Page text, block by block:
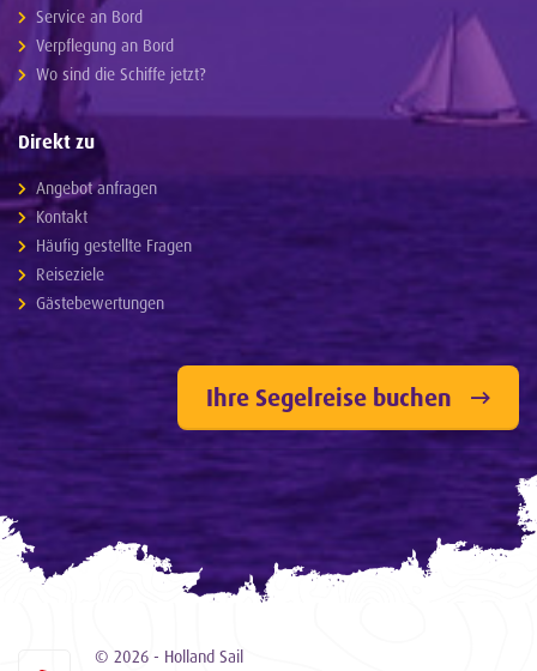
Service an Bord
Verpflegung an Bord
Wo sind die Schiffe jetzt?
Direkt zu
Angebot anfragen
Kontakt
Häufig gestellte Fragen
Reiseziele
Gästebewertungen
Ihre Segelreise buchen
© 2026 - Holland Sail